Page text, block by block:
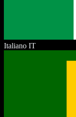
Italiano IT